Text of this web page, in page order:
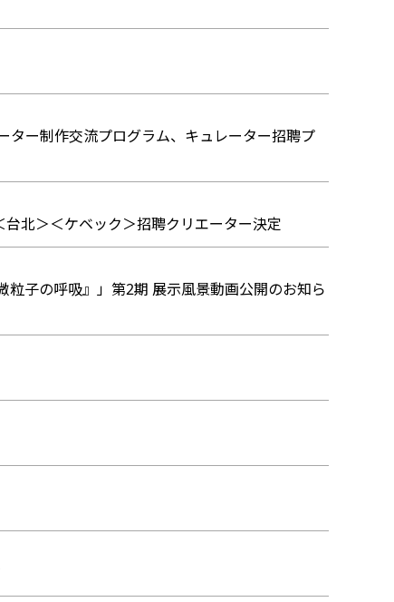
ター制作交流プログラム、キュレーター招聘プ
北＞＜ケベック＞招聘クリエーター決定
粒子の呼吸』」第2期 展示風景動画公開のお知ら